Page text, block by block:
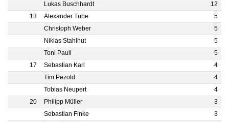
Lukas Buschhardt
12
13
Alexander Tube
5
Christoph Weber
5
Niklas Stahlhut
5
Toni Paull
5
17
Sebastian Karl
4
Tim Pezold
4
Tobias Neupert
4
20
Philipp Müller
3
Sebastian Finke
3